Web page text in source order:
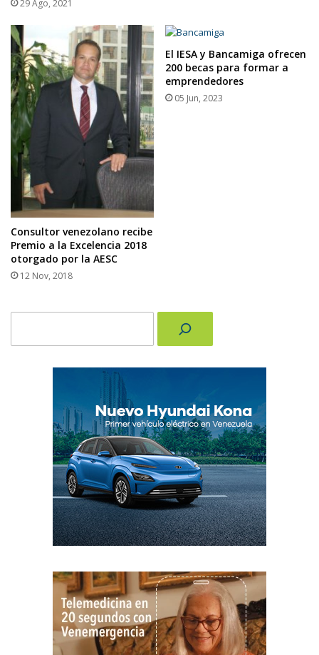
29 Ago, 2021
Consultor venezolano recibe
Premio a la Excelencia 2018
otorgado por la AESC
12 Nov, 2018
El IESA y Bancamiga ofrecen
200 becas para formar a
emprendedores
05 Jun, 2023